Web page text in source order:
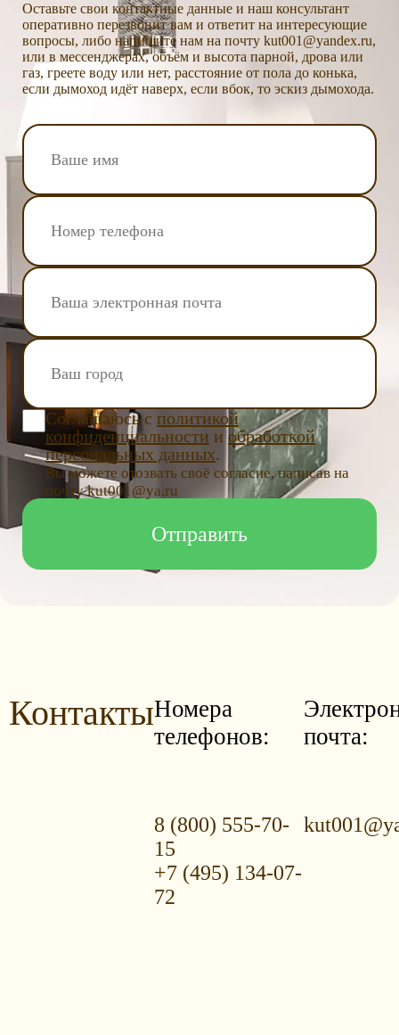
Оставьте свои контактные данные и наш консультант
оперативно перезвонит вам и ответит на интересующие
вопросы, либо напишите нам на почту kut001@yandex.ru,
или в мессенджерах, объём и высота парной, дрова или
газ, греете воду или нет, расстояние от пола до конька,
если дымоход идёт наверх, если вбок, то эскиз дымохода.
Соглашаюсь с политикой
конфиденциальности и обработкой
персональных данных.
Вы можете отозвать своё согласие, написав на
почту kut001@ya.ru
КонтактыНомера
телефонов:
8 (800) 555-70-
15
+7 (495) 134-07-
72
почта: